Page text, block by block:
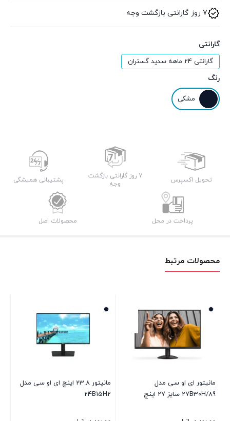
7 روز گارانتی بازگشت وجه
گارانتی
گارانتی 24 ماهه سدید گستران
رنگ
مشکی
تحویل اکسپرس
7 روز گارانتی بازگشت
وجه
پشتیبانی همیشگی
پرداخت در محل محصولات اصل
محصولات مرتبط
مانیتور ای او سی مدل
27B30H/89 سایز 27 اینچ
مانیتور 23.8 اینچ ای او سی مدل
24B15H2